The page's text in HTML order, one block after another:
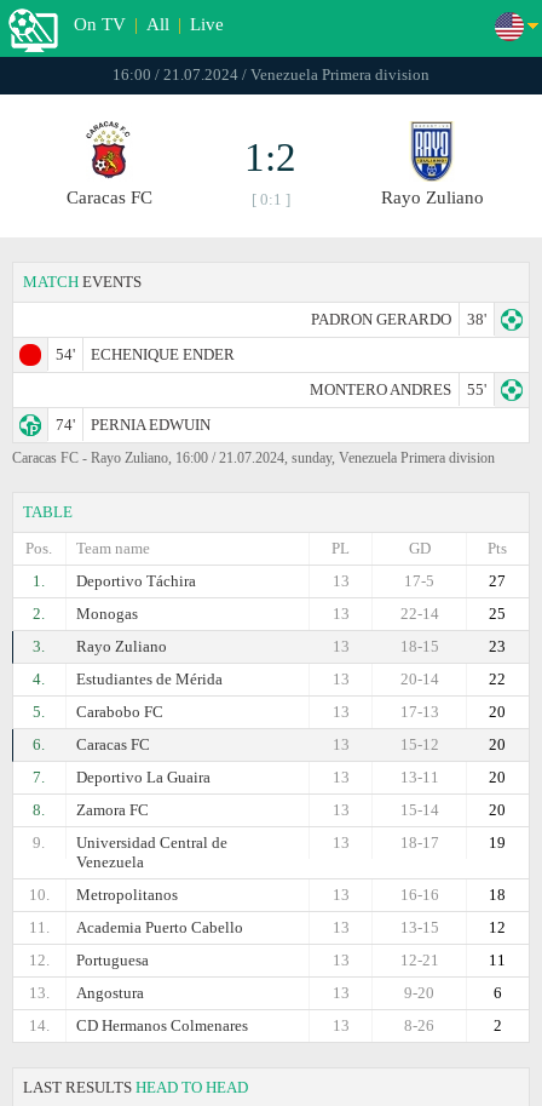
On TV | All | Live
16:00 / 21.07.2024 / Venezuela Primera division
Caracas FC
1:2
[ 0:1 ] Rayo Zuliano
MATCH EVENTS
PADRON GERARDO
38'
54'
ECHENIQUE ENDER
MONTERO ANDRES
55'
74'
PERNIA EDWUIN
Caracas FC - Rayo Zuliano, 16:00 / 21.07.2024, sunday, Venezuela Primera division
TABLE
Pos.
Team name Pts
GD
PL
1.
Deportivo Táchira 27
17-5
13
2.
Monogas 25
22-14
13
3.
Rayo Zuliano 23
18-15
13
4.
Estudiantes de Mérida 22
20-14
13
5.
Carabobo FC 20
17-13
13
6.
Caracas FC 20
15-12
13
7.
Deportivo La Guaira 20
13-11
13
8.
Zamora FC 20
15-14
13
9.
Universidad Central de
Venezuela
19
18-17
13
10. Metropolitanos 18
16-16
13
11.
Academia Puerto Cabello 12
13-15
13
12.
Portuguesa 11
12-21
13
13.
Angostura 6
9-20
13
14.
CD Hermanos Colmenares 2
8-26
13
LAST RESULTS HEAD TO HEAD